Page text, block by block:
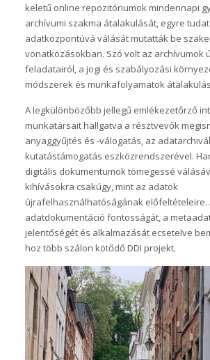
keletű online repozitóriumok mindennapi
archívumi szakma átalakulását, egyre
adatközpontúvá válását mutatták be
vonatkozásokban. Szó volt az archívumok
feladatairól, a jogi és szabályozási
módszerek és munkafolyamatok
A legkülönbözőbb jellegű emlékezetőrző
munkatársait hallgatva a résztvevők
anyaggyűjtés és -válogatás, az
kutatástámogatás eszközrendszerével.
digitális dokumentumok tömegessé
kihívásokra csakúgy, mint az adatok
újrafelhasználhatóságának előfeltételeire.
adatdokumentáció fontosságát, a
jelentőségét és alkalmazását ecsetelve
hoz több szálon kötődő DDI projekt.